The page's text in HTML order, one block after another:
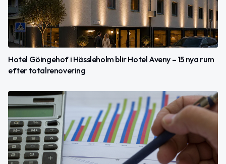
Hotel Göingehof i Hässleholm blir Hotel Aveny – 15 nya rum
efter totalrenovering